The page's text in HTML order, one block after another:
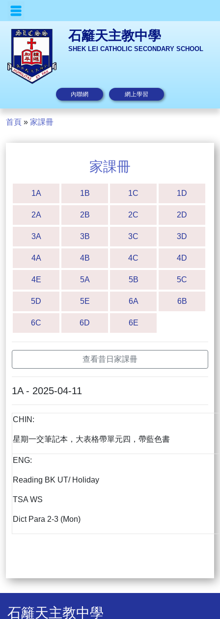
石籬天主教中學
SHEK LEI CATHOLIC SECONDARY SCHOOL
內聯網 網上學習
首頁 » 家課冊
家課冊
1A 1B 1C 1D
2A 2B 2C 2D
3A 3B 3C 3D
4A 4B 4C 4D
4E 5A 5B 5C
5D 5E 6A 6B
6C 6D 6E
查看昔日家課冊
1A - 2025-04-11
CHIN:
星期一交筆記本，大表格帶單元四，帶藍色書
ENG:
Reading BK UT/ Holiday
TSA WS
Dict Para 2-3 (Mon)
石籬天主教中學